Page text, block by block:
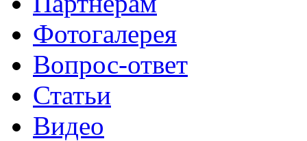
Фотогалерея
Вопрос-ответ
Статьи
Видео